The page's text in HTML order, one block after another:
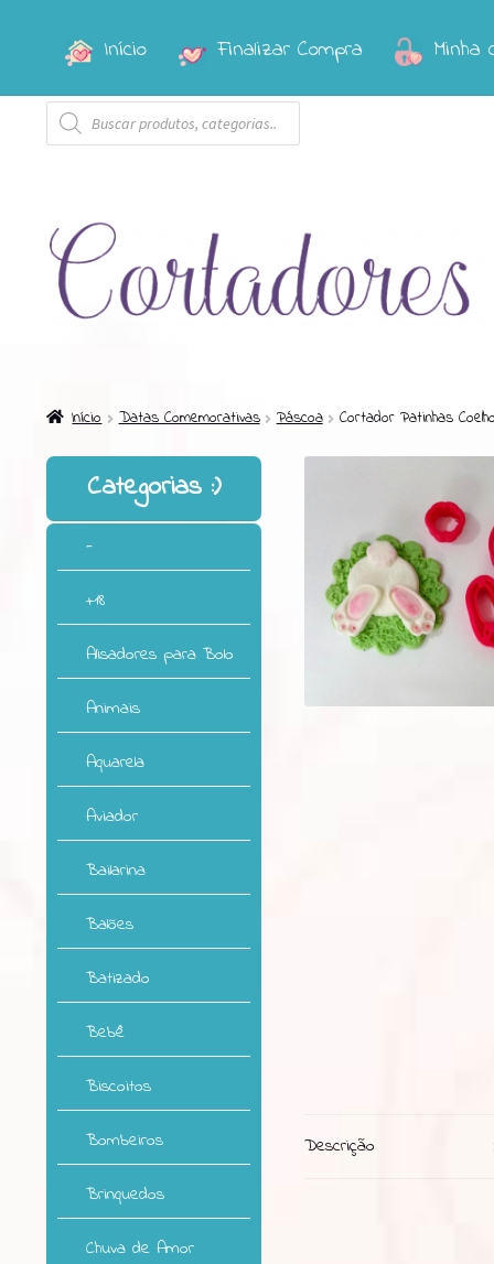
Pular
navegação
Pular
conteúdo
Início Finalizar Compra Minha
Pesquisar
produtos
Início Datas Comemorativas Páscoa Cortador Patinhas
Descrição
Categorias
-
+18
Alisadores para Bolo
Animais
Aquarela
Aviador
Bailarina
Balões
Batizado
Bebê
Biscoitos
Bombeiros
Brinquedos
Chuva de Amor